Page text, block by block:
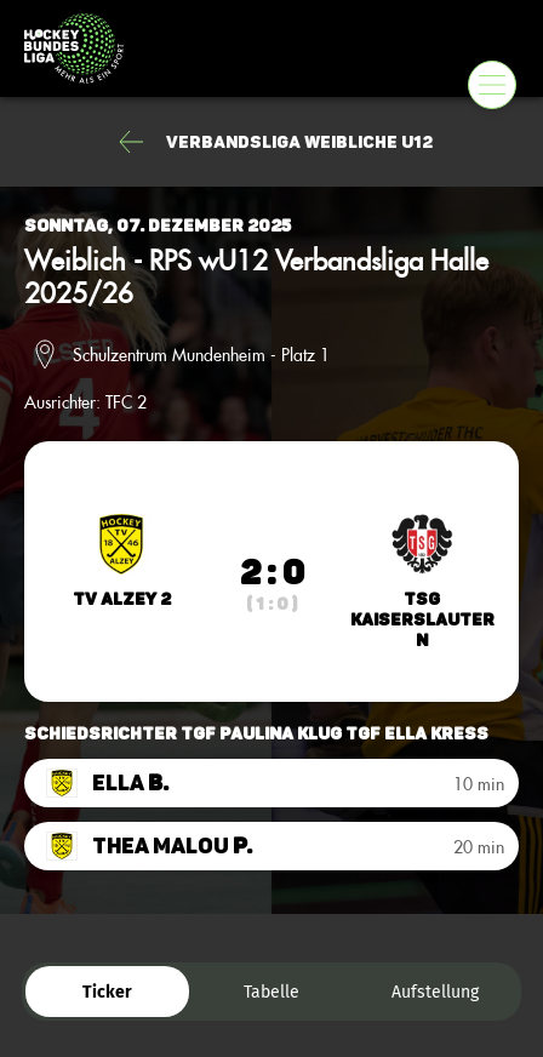
Verbandsliga weibliche U12
Sonntag, 07. Dezember 2025
Weiblich - RPS wU12 Verbandsliga Halle
2025/26
Schulzentrum Mundenheim - Platz 1
Ausrichter: TFC 2
TV Alzey 2
2 : 0
( 1 : 0 )
TSG
Kaiserslauter
n
Schiedsrichter TGF Paulina Klug TGF Ella Kress
EllaB. 10 min
Thea Malou P. 20 min
Ticker Tabelle Aufstellung